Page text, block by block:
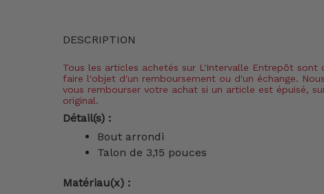
DESCRIPTION
Tous les articles achetés sur L'Intervalle Entrepôt sont
faire l'objet d'un remboursement ou d'un échange.
vous rembourser votre achat si un article est épuisé,
original.
Détail(s) :
Bout arrondi
Talon de 3,15 pouces
Matériau(x) :